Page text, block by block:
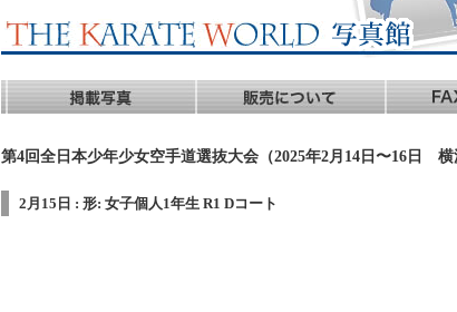
第4回全日本少年少女空手道選抜大会（2025年2月14日〜16日 横
2月15日 : 形: 女子個人1年生 R1 Dコート